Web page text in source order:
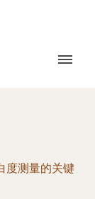
度测量的关键